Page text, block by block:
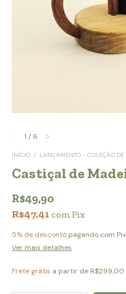
1 / 6
INÍCIO / LANÇAMENTO - COLEÇÃO DE
Castiçal de
R$49,90
R$47,41 com Pix
5% de desconto pagando com Pix
Ver mais detalhes
Frete grátis a partir de R$299,00